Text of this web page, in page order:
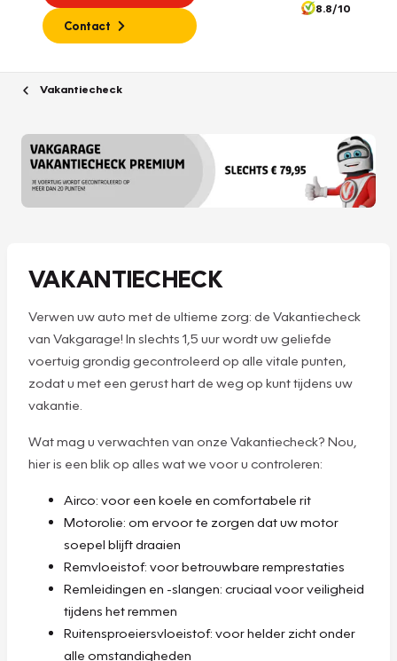
Contact
8.8/10
Vakantiecheck
VAKANTIECHECK
Verwen uw auto met de ultieme zorg: de Vakantiecheck
van Vakgarage! In slechts 1,5 uur wordt uw geliefde
voertuig grondig gecontroleerd op alle vitale punten,
zodat u met een gerust hart de weg op kunt tijdens uw
vakantie.
Wat mag u verwachten van onze Vakantiecheck? Nou,
hier is een blik op alles wat we voor u controleren:
Airco: voor een koele en comfortabele rit
Motorolie: om ervoor te zorgen dat uw motor
soepel blijft draaien
Remvloeistof: voor betrouwbare remprestaties
Remleidingen en -slangen: cruciaal voor veiligheid
tijdens het remmen
Ruitensproeiersvloeistof: voor helder zicht onder
alle omstandigheden